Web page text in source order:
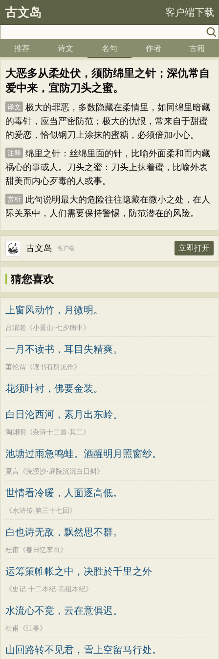
古文岛 客户端下载
推荐 诗文 名句 作者 古籍
大恶多从柔处伏，须防绵里之针；深仇常自
爱中来，宜防刀头之蜜。
译文
极大的罪恶，多数隐藏在柔情里，如同绵里暗藏
的毒针，应当严密防范；极大的仇恨，常来自于甜蜜
的爱恋，恰似钢刀上涂抹的蜜糖，必须倍加小心。
注释
绵里之针：丝绵里面的针，比喻外面柔和而内藏
祸心的事或人。刀头之蜜：刀头上抹着蜜，比喻外表
甜美而内心歹毒的人或事。
赏析
此句说明最大的危险往往隐藏在微小之处，在人
际关系中，人们需要保持警惕，防范潜在的风险。
古文岛 客户端 立即打开
猜您喜欢
上窗风动竹，月微明。
吕渭老《小重山·七夕病中》
一月不读书，耳目失精爽。
萧抡谓《读书有所见作》
花须叶衬，佛要金装。
白日沦西河，素月出东岭。
陶渊明《杂诗十二首·其二》
池塘过雨急鸣蛙。酒醒明月照窗纱。
夏言《浣溪沙·庭院沉沉白日斜》
世情看冷暖，人面逐高低。
《水浒传·第三十七回》
白也诗无敌，飘然思不群。
杜甫《春日忆李白》
运筹策帷帐之中，决胜於千里之外
《史记·十二本纪·高祖本纪》
水流心不竞，云在意俱迟。
杜甫《江亭》
山回路转不见君，雪上空留马行处。